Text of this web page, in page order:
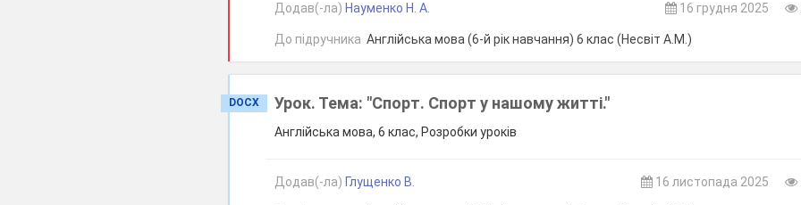
Додав(-ла) Науменко Н. А. 16 грудня 2025
До підручника Англійська мова (6-й рік навчання) 6 клас (Несвіт А.М.)
DOCX Урок. Тема: "Спорт. Спорт у нашому житті."
Англійська мова, 6 клас, Розробки уроків
Додав(-ла) Глущенко В. 16 листопада 2025